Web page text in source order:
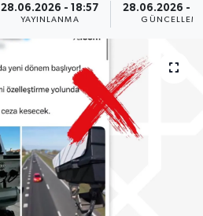
28.06.2026 - 18:57
YAYINLANMA
28.06.2026 -